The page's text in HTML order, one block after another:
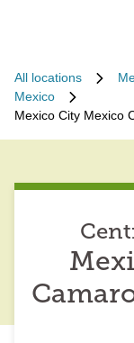
All locations
Mexico
Mexico City Mexico